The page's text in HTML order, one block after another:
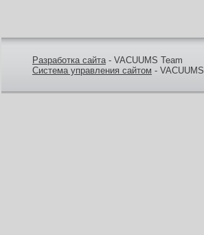
Разработка сайта- VACUUMS Team
Система управления сайтом - VACUUMS